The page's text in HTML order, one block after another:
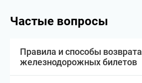
Частые вопросы
Правила и способы возврата
железнодорожных билетов